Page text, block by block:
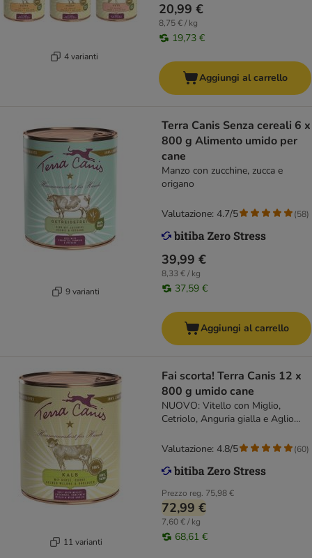
4 varianti
20,99 €
8,75 € / kg
19,73 €
Aggiungi al carrello
9 varianti
Terra Canis Senza cereali 6 x
800 g Alimento umido per
cane
Manzo con zucchine, zucca e
origano
39,99 €
8,33 € / kg
37,59 €
Valutazione: 4.7/5 (58)
Aggiungi al carrello
11 varianti
Fai scorta! Terra Canis 12 x
800 g umido cane
NUOVO: Vitello con Miglio,
Cetriolo, Anguria gialla e Aglio
Prezzo reg. 75,98 €
72,99 €
7,60 € / kg
68,61 €
Valutazione: 4.8/5 (60)